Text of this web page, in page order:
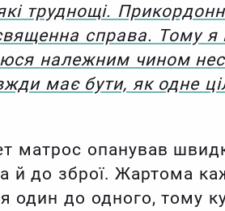
труднощі.
справа. Тому я
належним чином
має бути, як одне
матрос опанував
а й до зброї. Жартома
один до одного, тому